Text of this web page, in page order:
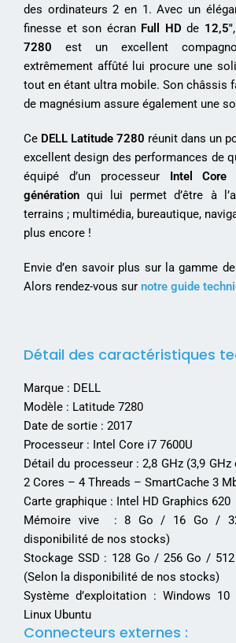
des ordinateurs 2 en 1. Avec un
finesse et son écran Full HD de 12,5″
7280 est un excellent
extrêmement affûté lui procure une
tout en étant ultra mobile. Son châssis
de magnésium assure également une
Ce DELL Latitude 7280 réunit dans un
excellent design des performances de
équipé d’un processeur Intel Core
génération qui lui permet d’être à
terrains ; multimédia, bureautique,
plus encore !
Envie d’en savoir plus sur la gamme
Alors rendez-vous sur notre guide
Détail des caractéristiques
Marque : DELL
Modèle : Latitude 7280
Date de sortie : 2017
Processeur : Intel Core i7 7600U
Détail du processeur : 2,8 GHz (3,9
2 Cores – 4 Threads – SmartCache 3
Carte graphique : Intel HD Graphics 620
Mémoire vive : 8 Go / 16 Go /
disponibilité de nos stocks)
Stockage SSD : 128 Go / 256 Go /
(Selon la disponibilité de nos stocks)
Système d’exploitation : Windows
Linux Ubuntu
Connecteurs externes :